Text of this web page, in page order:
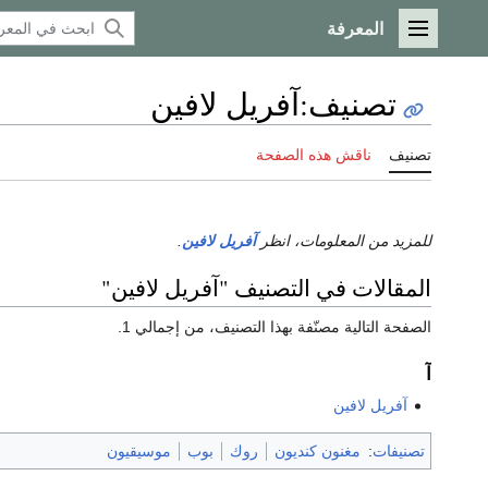
القائمة الرئيسية
المعرفة
تصنيف:آفريل لافين
تصنيف ناقش هذه الصفحة
للمزيد من المعلومات، انظرآفريل لافين
المقالات في التصنيف "آفريل لافين"
الصفحة التالية مصنّفة بهذا التصنيف، من إجمالي 1.
آفريل لافين
تصنيفات: مغنون كنديون روك بوب موسيقيون